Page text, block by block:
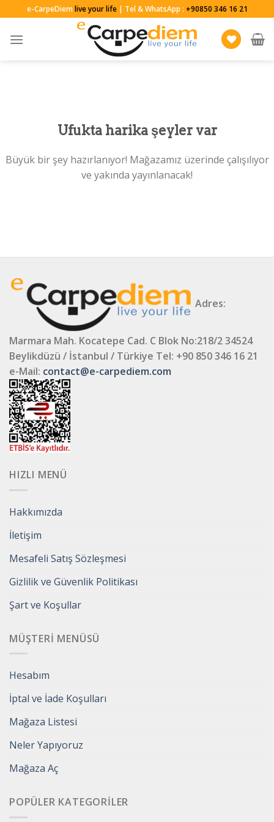
to
content
e-CarpeDiemlive your life| Tel & WhatsApp : +90850 346 16 21
Ufukta harika şeyler var
Büyük bir şey hazırlanıyor! Mağazamız üzerinde çalışılıyor
ve yakında yayınlanacak!
Adres:
Marmara Mah. Kocatepe Cad. C Blok No:218/2 34524
Beylikdüzü / İstanbul / Türkiye Tel: +90 850 346 16 21
e-Mail: contact@e-carpediem.com
HIZLI MENÜ
Hakkımızda
İletişim
Mesafeli Satış Sözleşmesi
Gizlilik ve Güvenlik Politikası
Şart ve Koşullar
MÜŞTERI MENÜSÜ
Hesabım
İptal ve İade Koşulları
Mağaza Listesi
Neler Yapıyoruz
Mağaza Aç
POPÜLER KATEGORILER